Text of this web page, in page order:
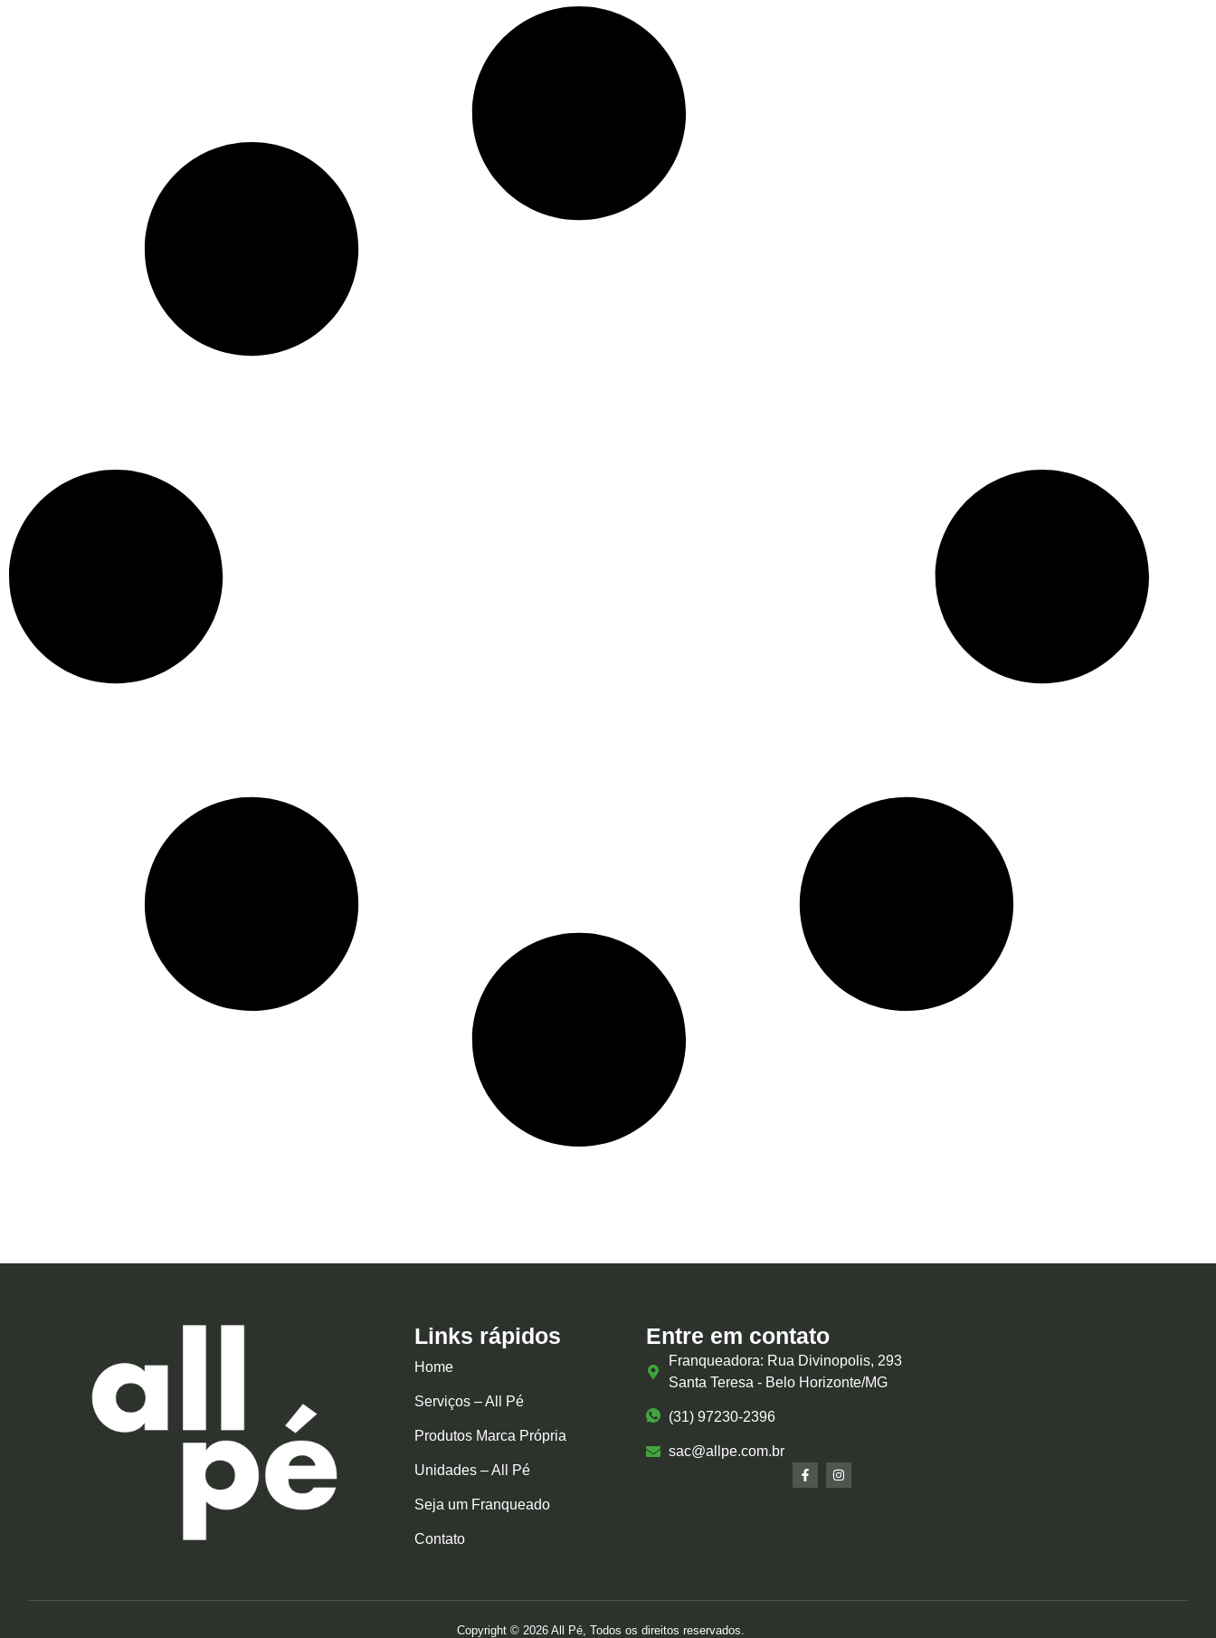
Links rápidos
Home
Serviços – All Pé
Produtos Marca Própria
Unidades – All Pé
Seja um Franqueado
Contato
Entre em contato
Franqueadora: Rua Divinopolis, 293
Santa Teresa - Belo Horizonte/MG
(31) 97230-2396
sac@allpe.com.br
Copyright © 2026 All Pé, Todos os direitos reservados.